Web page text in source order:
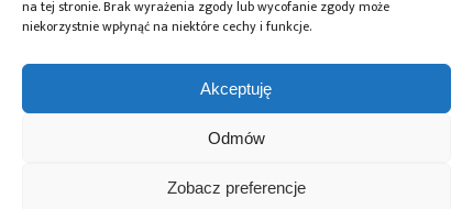
na tej stronie. Brak wyrażenia zgody lub wycofanie zgody może
niekorzystnie wpłynąć na niektóre cechy i funkcje.
Akceptuję
Odmów
Zobacz preferencje
Farnell ma umowęFarnell podejmuje